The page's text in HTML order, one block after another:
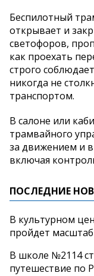
Беспилотный
открывает и
светофоров,
как проехать
строго
никогда не
транспортом.
В салоне или
трамвайного
за движением и
включая
ПОСЛЕДНИЕ
В культурном
пройдет
В школе №2114
путешествие по